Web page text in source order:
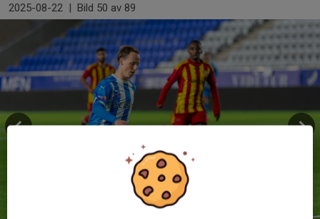
2025-08-22 | Bild 50 av 89